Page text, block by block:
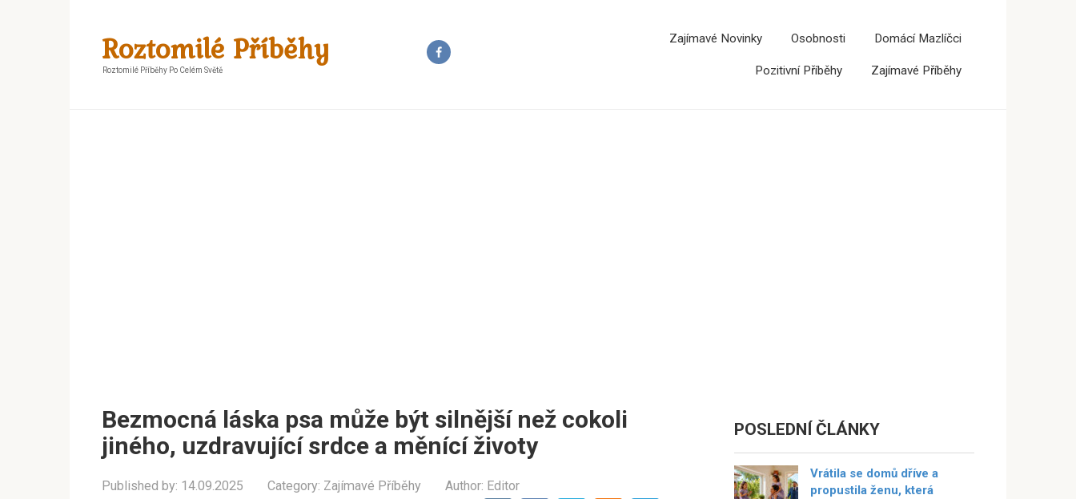
Roztomilé Příběhy
Roztomilé Příběhy Po Celém Světě
Zajímavé Novinky Osobnosti Domácí Mazlíčci
Pozitivní Příběhy Zajímavé Příběhy
Bezmocná láska psa může být silnější než cokoli
jiného, uzdravující srdce a měnící životy
Published by: 14.09.2025 Category: Zajímavé Příběhy Author: Editor
POSLEDNÍ ČLÁNKY
Vrátila se domů dříve a
propustila ženu, která